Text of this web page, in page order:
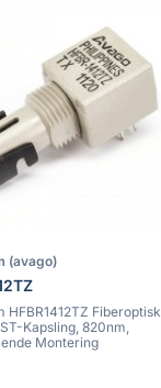
(avago)
HFBR1412TZ Fiberoptisk
Kapsling, 820nm,
Montering